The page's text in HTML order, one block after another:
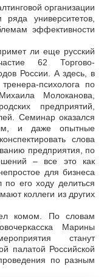
организации
ряда университетов,
эффективности
ли еще русский
62 Торгово-
России. А здесь, в
психолога по
Молоканова,
предприятий,
Семинар оказался
и даже опытные
слова
предприятия, по
– все это как
для бизнеса
его ходу делиться
коллеги из других
комом. По словам
Марины
станут
палатой Российской
по разным